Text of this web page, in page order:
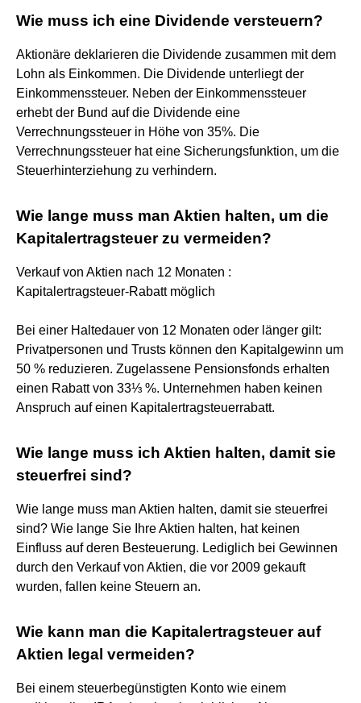
Wie muss ich eine Dividende versteuern?
Aktionäre deklarieren die Dividende zusammen mit dem
Lohn als Einkommen. Die Dividende unterliegt der
Einkommenssteuer. Neben der Einkommenssteuer
erhebt der Bund auf die Dividende eine
Verrechnungssteuer in Höhe von 35%. Die
Verrechnungssteuer hat eine Sicherungsfunktion, um die
Steuerhinterziehung zu verhindern.
Wie lange muss man Aktien halten, um die
Kapitalertragsteuer zu vermeiden?
Verkauf von Aktien nach 12 Monaten :
Kapitalertragsteuer-Rabatt möglich
Bei einer Haltedauer von 12 Monaten oder länger gilt:
Privatpersonen und Trusts können den Kapitalgewinn um
50 % reduzieren. Zugelassene Pensionsfonds erhalten
einen Rabatt von 33⅓ %. Unternehmen haben keinen
Anspruch auf einen Kapitalertragsteuerrabatt.
Wie lange muss ich Aktien halten, damit sie
steuerfrei sind?
Wie lange muss man Aktien halten, damit sie steuerfrei
sind? Wie lange Sie Ihre Aktien halten, hat keinen
Einfluss auf deren Besteuerung. Lediglich bei Gewinnen
durch den Verkauf von Aktien, die vor 2009 gekauft
wurden, fallen keine Steuern an.
Wie kann man die Kapitalertragsteuer auf
Aktien legal vermeiden?
Bei einem steuerbegünstigten Konto wie einem